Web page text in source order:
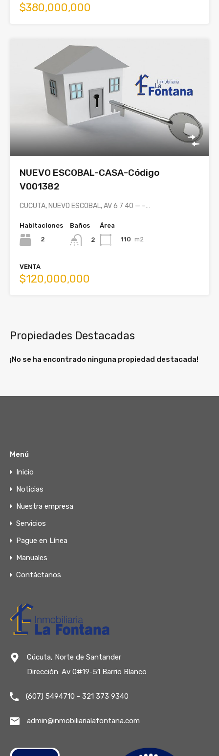
$380,000,000
NUEVO ESCOBAL-CASA-Código
V001382
CUCUTA, NUEVO ESCOBAL, AV 6 7 40 — –…
Habitaciones
2
Baños
2
Área
110 m2
VENTA
$120,000,000
Propiedades Destacadas
¡No se ha encontrado ninguna propiedad destacada!
Menú
Inicio
Noticias
Nuestra empresa
Servicios
Pague en Línea
Manuales
Contáctanos
Cúcuta, Norte de Santander
Dirección: Av 0#19-51 Barrio Blanco
(607) 5494710 - 321 373 9340
admin@inmobiliarialafontana.com